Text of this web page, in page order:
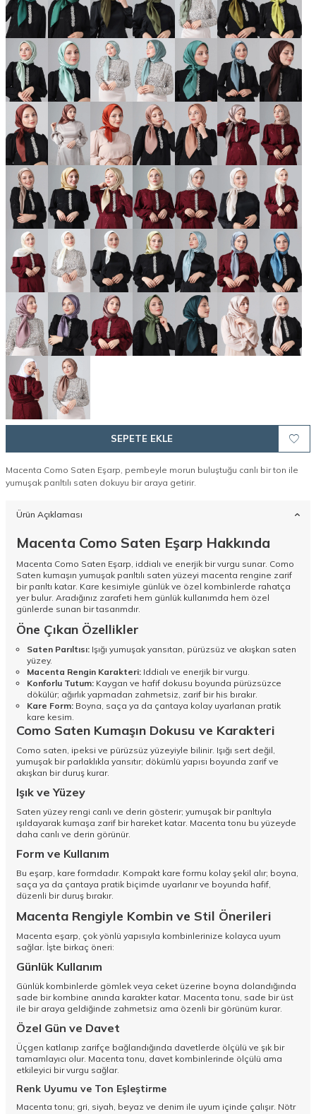
SEPETE EKLE
Macenta Como Saten Eşarp, pembeyle morun buluştuğu canlı bir ton ile
yumuşak parıltılı saten dokuyu bir araya getirir.
Ürün Açıklaması
Macenta Como Saten Eşarp Hakkında
Macenta Como Saten Eşarp, iddialı ve enerjik bir vurgu sunar. Como
Saten kumaşın yumuşak parıltılı saten yüzeyi macenta rengine zarif
bir parıltı katar. Kare kesimiyle günlük ve özel kombinlerde rahatça
yer bulur. Aradığınız zarafeti hem günlük kullanımda hem özel
günlerde sunan bir tasarımdır.
Öne Çıkan Özellikler
Saten Parıltısı: Işığı yumuşak yansıtan, pürüzsüz ve akışkan saten
yüzey.
Macenta Rengin Karakteri: Iddialı ve enerjik bir vurgu.
Konforlu Tutum: Kaygan ve hafif dokusu boyunda pürüzsüzce
dökülür; ağırlık yapmadan zahmetsiz, zarif bir his bırakır.
Kare Form: Boyna, saça ya da çantaya kolay uyarlanan pratik
kare kesim.
Como Saten Kumaşın Dokusu ve Karakteri
Como saten, ipeksi ve pürüzsüz yüzeyiyle bilinir. Işığı sert değil,
yumuşak bir parlaklıkla yansıtır; dökümlü yapısı boyunda zarif ve
akışkan bir duruş kurar.
Işık ve Yüzey
Saten yüzey rengi canlı ve derin gösterir; yumuşak bir parıltıyla
ışıldayarak kumaşa zarif bir hareket katar. Macenta tonu bu yüzeyde
daha canlı ve derin görünür.
Form ve Kullanım
Bu eşarp, kare formdadır. Kompakt kare formu kolay şekil alır; boyna,
saça ya da çantaya pratik biçimde uyarlanır ve boyunda hafif,
düzenli bir duruş bırakır.
Macenta Rengiyle Kombin ve Stil Önerileri
Macenta eşarp, çok yönlü yapısıyla kombinlerinize kolayca uyum
sağlar. İşte birkaç öneri:
Günlük Kullanım
Günlük kombinlerde gömlek veya ceket üzerine boyna dolandığında
sade bir kombine anında karakter katar. Macenta tonu, sade bir üst
ile bir araya geldiğinde zahmetsiz ama özenli bir görünüm kurar.
Özel Gün ve Davet
Üçgen katlanıp zarifçe bağlandığında davetlerde ölçülü ve şık bir
tamamlayıcı olur. Macenta tonu, davet kombinlerinde ölçülü ama
etkileyici bir vurgu sağlar.
Renk Uyumu ve Ton Eşleştirme
Macenta tonu; gri, siyah, beyaz ve denim ile uyum içinde çalışır. Nötr